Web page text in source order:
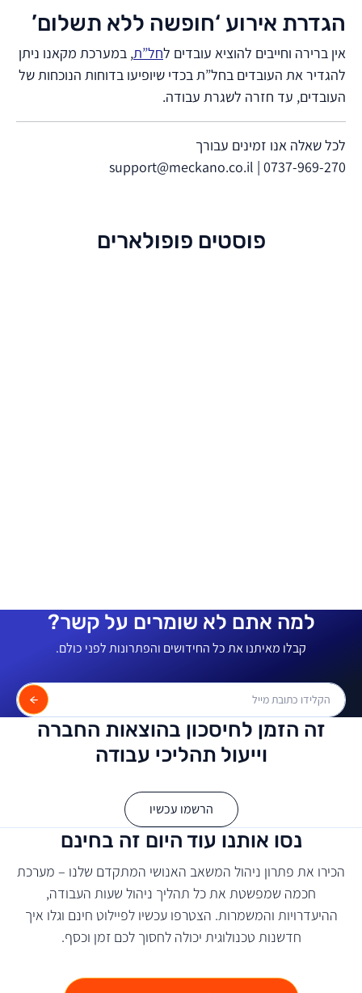
הגדרת אירוע ‘חופשה ללא תשלום’
אין ברירה וחייבים להוציא עובדים לחל”ת, במערכת מקאנו ניתן
להגדיר את העובדים בחל”ת בכדי שיופיעו בדוחות הנוכחות של
העובדים, עד חזרה לשגרת עבודה.
לכל שאלה אנו זמינים עבורך
0737-969-270 |
support@meckano.co.il
פוסטים פופולארים
למה אתם לא שומרים על קשר?
קבלו מאיתנו את כל החידושים והפתרונות לפני כולם.
זה הזמן לחיסכון בהוצאות החברה
וייעול תהליכי עבודה
הרשמו עכשיו
נסו אותנו עוד היום זה בחינם
הכירו את פתרון ניהול המשאב האנושי המתקדם שלנו – מערכת
חכמה שמפשטת את כל תהליך ניהול שעות העבודה,
ההיעדרויות והמשמרות. הצטרפו עכשיו לפיילוט חינם וגלו איך
חדשנות טכנולוגית יכולה לחסוך לכם זמן וכסף.